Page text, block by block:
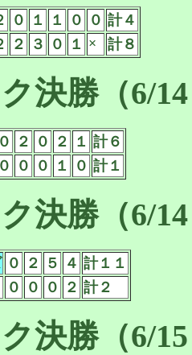
０ １ １ ０ ０ 計４
２ ３ ０ １ × 計８
決勝（6/
０ ２ ０ ２ １ 計６
０ ０ ０ １ ０ 計１
決勝（6/
０ ２ ５ ４ 計１１
０ ０ ０ ２ 計２
決勝（6/